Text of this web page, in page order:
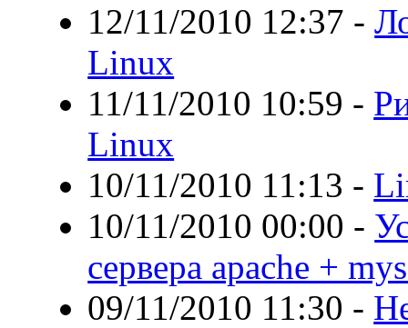
12/11/2010 12:37 -
Linux
11/11/2010 10:59 -
Linux
10/11/2010 11:13 -
10/11/2010 00:00 -
сервера apache +
09/11/2010 11:30 -